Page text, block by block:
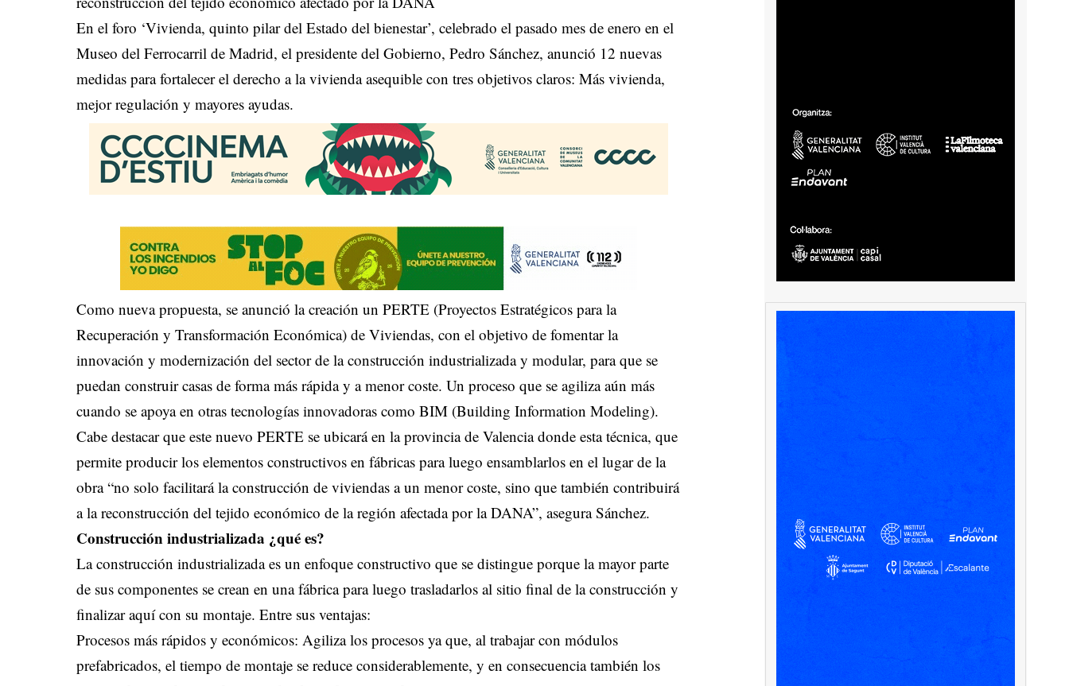
En el foro ‘Vivienda, quinto pilar del Estado del bienestar’, celebrado el pasado mes de enero en el
Museo del Ferrocarril de Madrid, el presidente del Gobierno, Pedro Sánchez, anunció 12 nuevas
medidas para fortalecer el derecho a la vivienda asequible con tres objetivos claros: Más vivienda,
mejor regulación y mayores ayudas.
Como nueva propuesta, se anunció la creación un PERTE (Proyectos Estratégicos para la
Recuperación y Transformación Económica) de Viviendas, con el objetivo de fomentar la
innovación y modernización del sector de la construcción industrializada y modular, para que se
puedan construir casas de forma más rápida y a menor coste. Un proceso que se agiliza aún más
cuando se apoya en otras tecnologías innovadoras como BIM (Building Information Modeling).
Cabe destacar que este nuevo PERTE se ubicará en la provincia de Valencia donde esta técnica, que
permite producir los elementos constructivos en fábricas para luego ensamblarlos en el lugar de la
obra “no solo facilitará la construcción de viviendas a un menor coste, sino que también contribuirá
a la reconstrucción del tejido económico de la región afectada por la DANA”, asegura Sánchez.
Construcción industrializada ¿qué es?
La construcción industrializada es un enfoque constructivo que se distingue porque la mayor parte
de sus componentes se crean en una fábrica para luego trasladarlos al sitio final de la construcción y
finalizar aquí con su montaje. Entre sus ventajas:
Procesos más rápidos y económicos: Agiliza los procesos ya que, al trabajar con módulos
prefabricados, el tiempo de montaje se reduce considerablemente, y en consecuencia también los